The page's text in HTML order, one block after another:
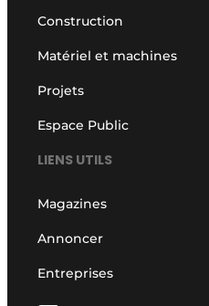
Construction
Matériel et machines
Projets
Espace Public
LIENS UTILS
Magazines
Annoncer
Entreprises